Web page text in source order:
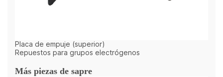
Placa de empuje (superior)
Repuestos para grupos electrógenos
Más piezas de sapre